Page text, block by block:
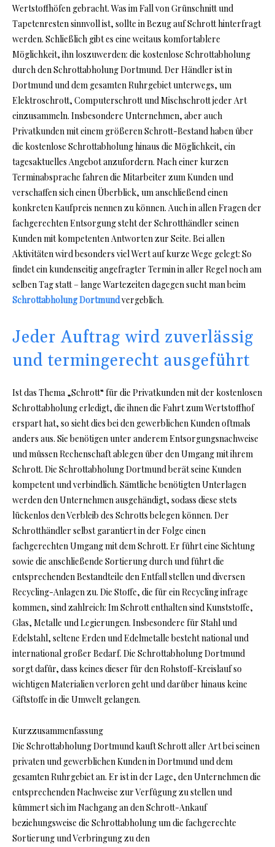
Wertstoffhöfen gebracht. Was im Fall von Grünschnitt und
Tapetenresten sinnvoll ist, sollte in Bezug auf Schrott hinterfragt
werden. Schließlich gibt es eine weitaus komfortablere
Möglichkeit, ihn loszuwerden: die kostenlose Schrottabholung
durch den Schrottabholung Dortmund. Der Händler ist in
Dortmund und dem gesamten Ruhrgebiet unterwegs, um
Elektroschrott, Computerschrott und Mischschrott jeder Art
einzusammeln. Insbesondere Unternehmen, aber auch
Privatkunden mit einem größeren Schrott-Bestand haben über
die kostenlose Schrottabholung hinaus die Möglichkeit, ein
tagesaktuelles Angebot anzufordern. Nach einer kurzen
Terminabsprache fahren die Mitarbeiter zum Kunden und
verschaffen sich einen Überblick, um anschließend einen
konkreten Kaufpreis nennen zu können. Auch in allen Fragen der
fachgerechten Entsorgung steht der Schrotthändler seinen
Kunden mit kompetenten Antworten zur Seite. Bei allen
Aktivitäten wird besonders viel Wert auf kurze Wege gelegt: So
findet ein kundenseitig angefragter Termin in aller Regel noch am
selben Tag statt – lange Wartezeiten dagegen sucht man beim
Schrottabholung Dortmundvergeblich.
Jeder Auftrag wird zuverlässig
und termingerecht ausgeführt
Ist das Thema „Schrott“ für die Privatkunden mit der kostenlosen
Schrottabholung erledigt, die ihnen die Fahrt zum Wertstoffhof
erspart hat, so sieht dies bei den gewerblichen Kunden oftmals
anders aus. Sie benötigen unter anderem Entsorgungsnachweise
und müssen Rechenschaft ablegen über den Umgang mit ihrem
Schrott. Die Schrottabholung Dortmund berät seine Kunden
kompetent und verbindlich. Sämtliche benötigten Unterlagen
werden den Unternehmen ausgehändigt, sodass diese stets
lückenlos den Verbleib des Schrotts belegen können. Der
Schrotthändler selbst garantiert in der Folge einen
fachgerechten Umgang mit dem Schrott. Er führt eine Sichtung
sowie die anschließende Sortierung durch und führt die
entsprechenden Bestandteile den Entfall stellen und diversen
Recycling-Anlagen zu. Die Stoffe, die für ein Recycling infrage
kommen, sind zahlreich: Im Schrott enthalten sind Kunststoffe,
Glas, Metalle und Legierungen. Insbesondere für Stahl und
Edelstahl, seltene Erden und Edelmetalle besteht national und
international großer Bedarf. Die Schrottabholung Dortmund
sorgt dafür, dass keines dieser für den Rohstoff-Kreislauf so
wichtigen Materialien verloren geht und darüber hinaus keine
Giftstoffe in die Umwelt gelangen.
Kurzzusammenfassung
Die Schrottabholung Dortmund kauft Schrott aller Art bei seinen
privaten und gewerblichen Kunden in Dortmund und dem
gesamten Ruhrgebiet an. Er ist in der Lage, den Unternehmen die
entsprechenden Nachweise zur Verfügung zu stellen und
kümmert sich im Nachgang an den Schrott-Ankauf
beziehungsweise die Schrottabholung um die fachgerechte
Sortierung und Verbringung zu den